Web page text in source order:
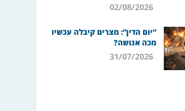
02/08/2026
“יום הדין”: מצרים קיבלה עכשיו
מכה אנושה?
31/07/2026